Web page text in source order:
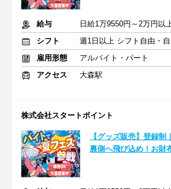
給与
日給1万9550円～2万円以
シフト
週1日以上 シフト自由・
雇用形態
アルバイト・パート
アクセス
大森駅
株式会社スタートポイント
【グッズ販売】登録
裏側へ飛び込め！お財